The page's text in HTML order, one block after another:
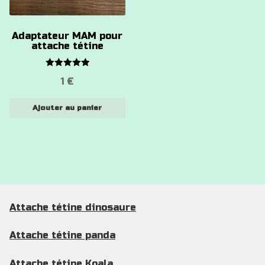
Adaptateur MAM pour
attache tétine
sur 5
1€
Ajouter au panier
Attache tétine dinosaure
Attache tétine panda